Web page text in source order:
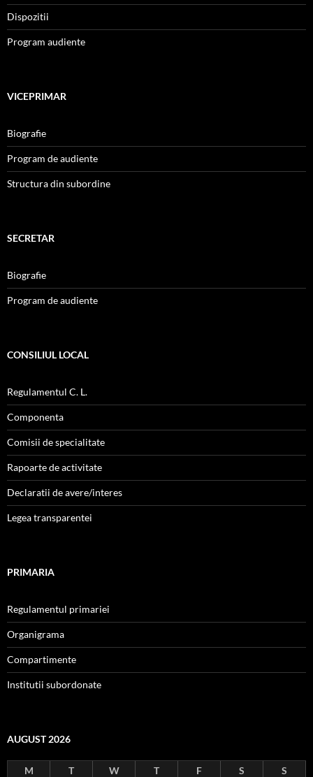
Dispozitii
Program audiente
VICEPRIMAR
Biografie
Program de audiente
Structura din subordine
SECRETAR
Biografie
Program de audiente
CONSILIUL LOCAL
Regulamentul C. L.
Componenta
Comisii de specialitate
Rapoarte de activitate
Declaratii de avere/interes
Legea transparentei
PRIMARIA
Regulamentul primariei
Organigrama
Compartimente
Institutii subordonate
AUGUST 2026
M T W T F S S